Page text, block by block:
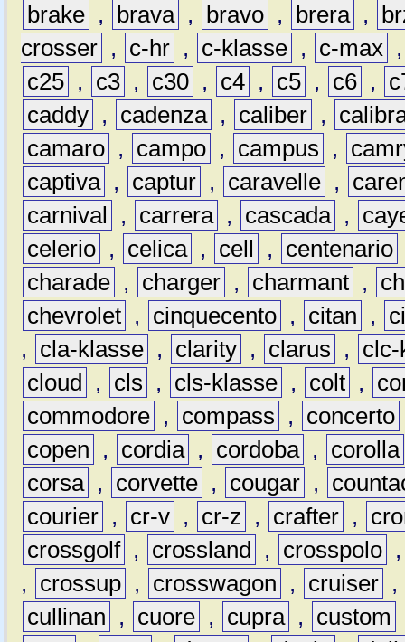
brake , brava , bravo , brera ,
crosser , c-hr , c-klasse , c-max
c25 , c3 , c30 , c4 , c5 , c6 ,
caddy , cadenza , caliber ,
camaro , campo , campus ,
captiva , captur , caravelle ,
carnival
, carrera , cascada ,
celerio , celica , cell , centenario
charade , charger , charmant ,
chevrolet , cinquecento , citan ,
,
cla-klasse , clarity , clarus ,
clc-
cloud
, cls , cls-klasse , colt ,
commodore , compass , concerto
copen
, cordia , cordoba ,
corolla
corsa , corvette , cougar ,
courier , cr-v , cr-z , crafter ,
crossgolf , crossland , crosspolo
,
crossup , crosswagon , cruiser ,
cullinan
, cuore , cupra , custom